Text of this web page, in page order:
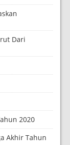
Dari
2020
Akhir Tahun